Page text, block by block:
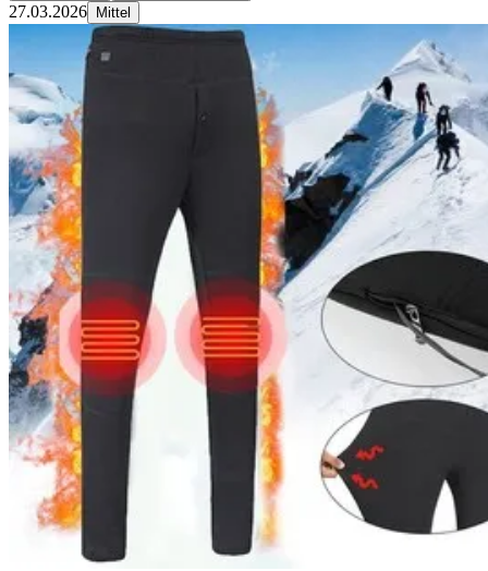
27.03.2026 Mittel